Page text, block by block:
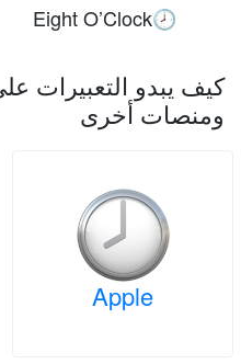
🕗
Eight O’Clock
كيف يبدو التعبيرات
ومنصات أخرى
Apple